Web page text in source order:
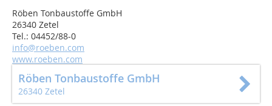
Röben Tonbaustoffe GmbH
26340 Zetel
Tel.: 04452/88-0
info@roeben.com
www.roeben.com
Röben Tonbaustoffe GmbH
26340 Zetel